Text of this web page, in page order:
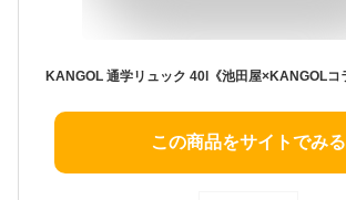
この商品をサイトでみる